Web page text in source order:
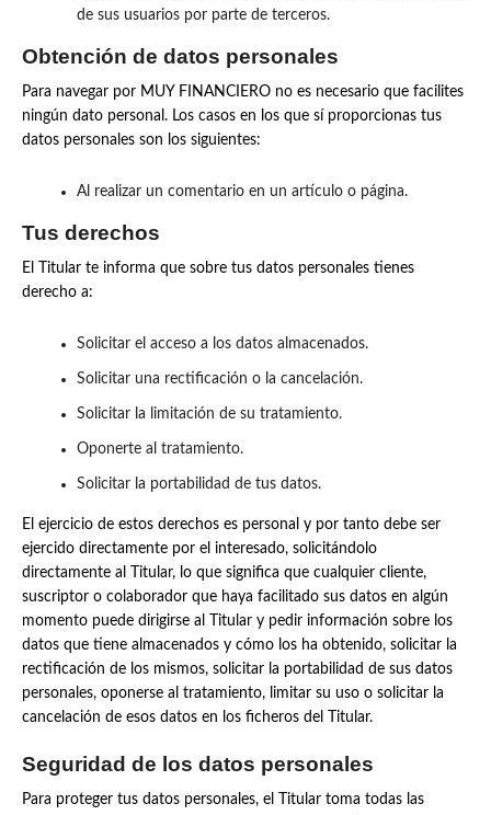
de sus usuarios por parte de terceros.
Obtención de datos personales
Para navegar por MUY FINANCIERO no es necesario que facilites
ningún dato personal. Los casos en los que sí proporcionas tus
datos personales son los siguientes:
Al realizar un comentario en un artículo o página.
Tus derechos
El Titular te informa que sobre tus datos personales tienes
derecho a:
Solicitar el acceso a los datos almacenados.
Solicitar una rectificación o la cancelación.
Solicitar la limitación de su tratamiento.
Oponerte al tratamiento.
Solicitar la portabilidad de tus datos.
El ejercicio de estos derechos es personal y por tanto debe ser
ejercido directamente por el interesado, solicitándolo
directamente al Titular, lo que significa que cualquier cliente,
suscriptor o colaborador que haya facilitado sus datos en algún
momento puede dirigirse al Titular y pedir información sobre los
datos que tiene almacenados y cómo los ha obtenido, solicitar la
rectificación de los mismos, solicitar la portabilidad de sus datos
personales, oponerse al tratamiento, limitar su uso o solicitar la
cancelación de esos datos en los ficheros del Titular.
Seguridad de los datos personales
Para proteger tus datos personales, el Titular toma todas las